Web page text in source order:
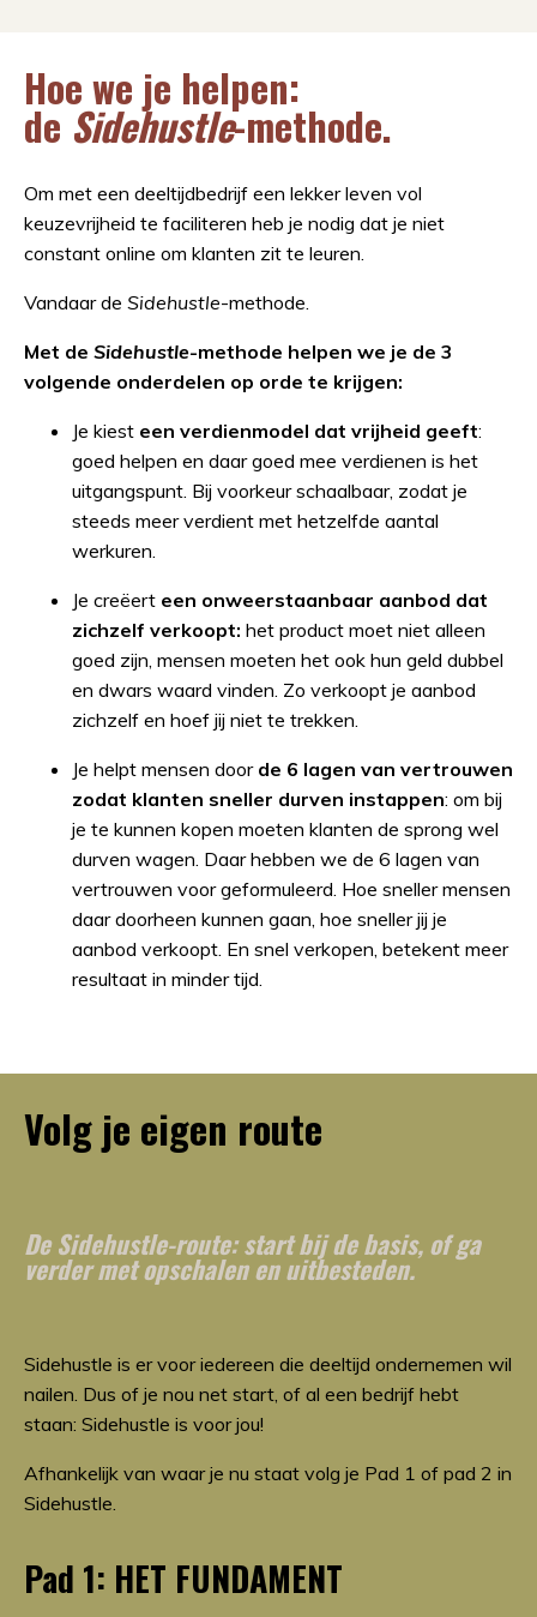
Hoe we je helpen:
de Sidehustle-methode.
Om met een deeltijdbedrijf een lekker leven vol
keuzevrijheid te faciliteren heb je nodig dat je niet
constant online om klanten zit te leuren.
Vandaar de Sidehustle-methode.
Met de Sidehustle-methode helpen we je de 3
volgende onderdelen op orde te krijgen:
Je kiest een verdienmodel dat vrijheid geeft:
goed helpen en daar goed mee verdienen is het
uitgangspunt. Bij voorkeur schaalbaar, zodat je
steeds meer verdient met hetzelfde aantal
werkuren.
Je creëert een onweerstaanbaar aanbod dat
zichzelf verkoopt: het product moet niet alleen
goed zijn, mensen moeten het ook hun geld dubbel
en dwars waard vinden. Zo verkoopt je aanbod
zichzelf en hoef jij niet te trekken.
Je helpt mensen door de 6 lagen van vertrouwen
zodat klanten sneller durven instappen: om bij
je te kunnen kopen moeten klanten de sprong wel
durven wagen. Daar hebben we de 6 lagen van
vertrouwen voor geformuleerd. Hoe sneller mensen
daar doorheen kunnen gaan, hoe sneller jij je
aanbod verkoopt. En snel verkopen, betekent meer
resultaat in minder tijd.
Volg je eigen route
De Sidehustle-route: start bij de basis, of ga
verder met opschalen en uitbesteden.
Sidehustle is er voor iedereen die deeltijd ondernemen wil
nailen. Dus of je nou net start, of al een bedrijf hebt
staan: Sidehustle is voor jou!
Afhankelijk van waar je nu staat volg je Pad 1 of pad 2 in
Sidehustle.
Pad 1: HET FUNDAMENT